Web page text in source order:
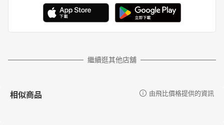
繼續逛其他店舖
相似商品 由飛比價格提供的資訊